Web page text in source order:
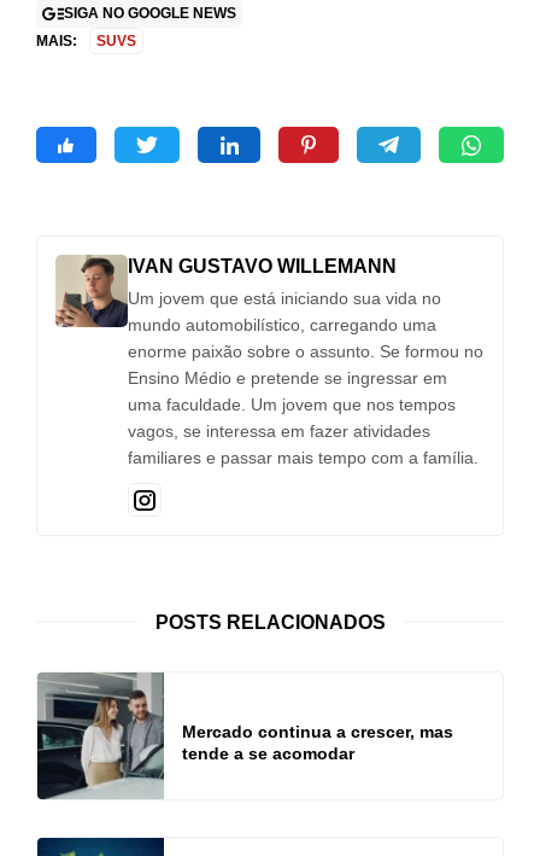
SIGA NO GOOGLE NEWS
MAIS:
SUVS
IVAN GUSTAVO WILLEMANN
Um jovem que está iniciando sua vida no
mundo automobilístico, carregando uma
enorme paixão sobre o assunto. Se formou no
Ensino Médio e pretende se ingressar em
uma faculdade. Um jovem que nos tempos
vagos, se interessa em fazer atividades
familiares e passar mais tempo com a família.
POSTS RELACIONADOS
Mercado continua a crescer, mas
tende a se acomodar